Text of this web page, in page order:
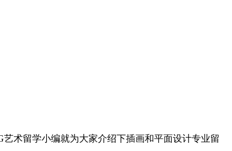
术留学小编就为大家介绍下插画和平面设计专业留